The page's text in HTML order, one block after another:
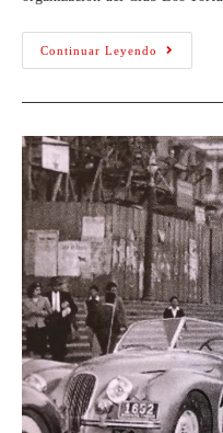
Continuar Leyendo